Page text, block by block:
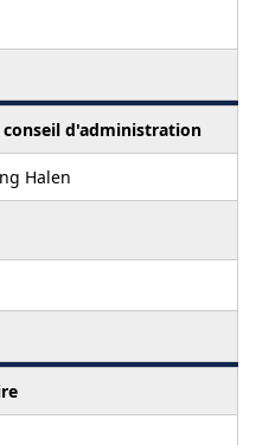
conseil d'administration
Halen